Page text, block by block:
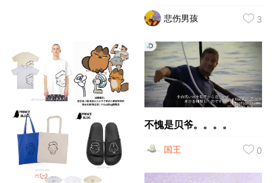
请搜店名：SADBOY 或者
https://weibo.com/
ref=home微信下单 搜小程
序： 绝世宝藏 抖音下单
搜：悲伤男孩 在账号橱窗
内可购
悲伤男孩 3
不愧是贝爷。。。。
国王 0